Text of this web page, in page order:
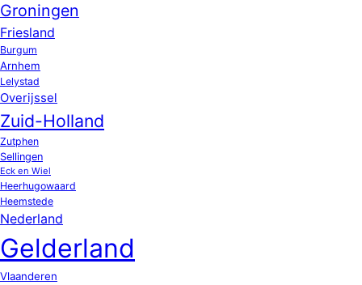
Groningen
Friesland
Burgum
Arnhem
Lelystad
Overijssel
Zuid-Holland
Zutphen
Sellingen
Eck en Wiel
Heerhugowaard
Heemstede
Nederland
Gelderland
Vlaanderen